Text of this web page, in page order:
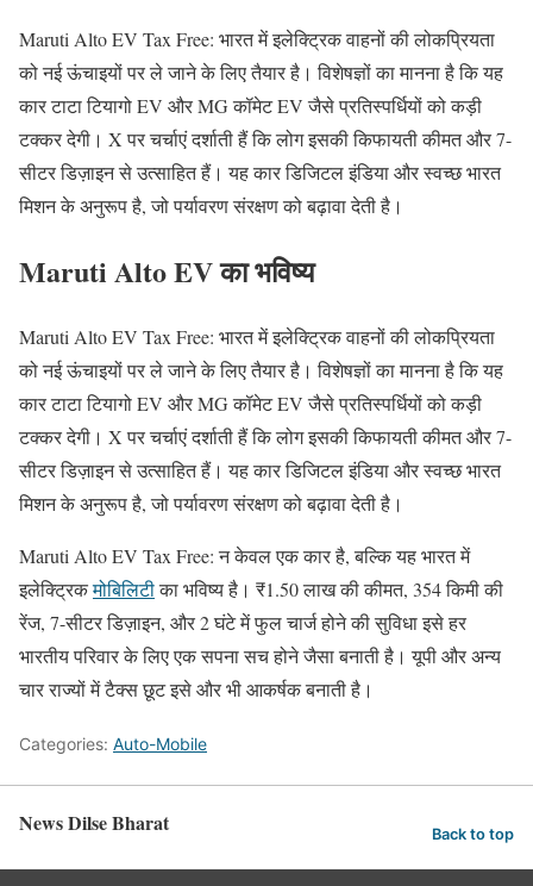
Maruti Alto EV Tax Free: भारत में इलेक्ट्रिक वाहनों की लोकप्रियता
को नई ऊंचाइयों पर ले जाने के लिए तैयार है। विशेषज्ञों का मानना है कि यह
कार टाटा टियागो EV और MG कॉमेट EV जैसे प्रतिस्पर्धियों को कड़ी
टक्कर देगी। X पर चर्चाएं दर्शाती हैं कि लोग इसकी किफायती कीमत और 7-
सीटर डिज़ाइन से उत्साहित हैं। यह कार डिजिटल इंडिया और स्वच्छ भारत
मिशन के अनुरूप है, जो पर्यावरण संरक्षण को बढ़ावा देती है।
Maruti Alto EV का भविष्य
Maruti Alto EV Tax Free: भारत में इलेक्ट्रिक वाहनों की लोकप्रियता
को नई ऊंचाइयों पर ले जाने के लिए तैयार है। विशेषज्ञों का मानना है कि यह
कार टाटा टियागो EV और MG कॉमेट EV जैसे प्रतिस्पर्धियों को कड़ी
टक्कर देगी। X पर चर्चाएं दर्शाती हैं कि लोग इसकी किफायती कीमत और 7-
सीटर डिज़ाइन से उत्साहित हैं। यह कार डिजिटल इंडिया और स्वच्छ भारत
मिशन के अनुरूप है, जो पर्यावरण संरक्षण को बढ़ावा देती है।
Maruti Alto EV Tax Free: न केवल एक कार है, बल्कि यह भारत में
इलेक्ट्रिकमोबिलिटीका भविष्य है। ₹1.50 लाख की कीमत, 354 किमी की
रेंज, 7-सीटर डिज़ाइन, और 2 घंटे में फुल चार्ज होने की सुविधा इसे हर
भारतीय परिवार के लिए एक सपना सच होने जैसा बनाती है। यूपी और अन्य
चार राज्यों में टैक्स छूट इसे और भी आकर्षक बनाती है।
Categories: Auto-Mobile
News Dilse Bharat Back to top